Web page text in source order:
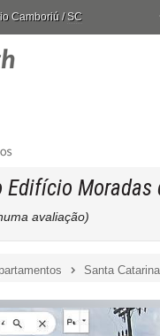
Camboriú /SC
Edifício Moradas
avaliação)
Santa Catarina